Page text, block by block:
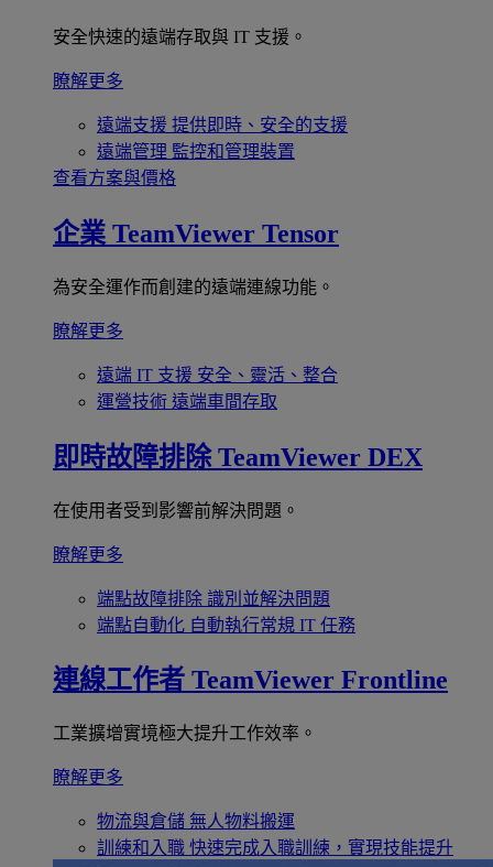
安全快速的遠端存取與 IT 支援。
瞭解更多
遠端支援 提供即時、安全的支援
遠端管理 監控和管理裝置
查看方案與價格
企業 TeamViewer Tensor
為安全運作而創建的遠端連線功能。
瞭解更多
遠端 IT 支援 安全、靈活、整合
運營技術 遠端車間存取
即時故障排除 TeamViewer DEX
在使用者受到影響前解決問題。
瞭解更多
端點故障排除 識別並解決問題
端點自動化 自動執行常規 IT 任務
連線工作者 TeamViewer Frontline
工業擴增實境極大提升工作效率。
瞭解更多
物流與倉儲 無人物料搬運
訓練和入職 快速完成入職訓練，實現技能提升